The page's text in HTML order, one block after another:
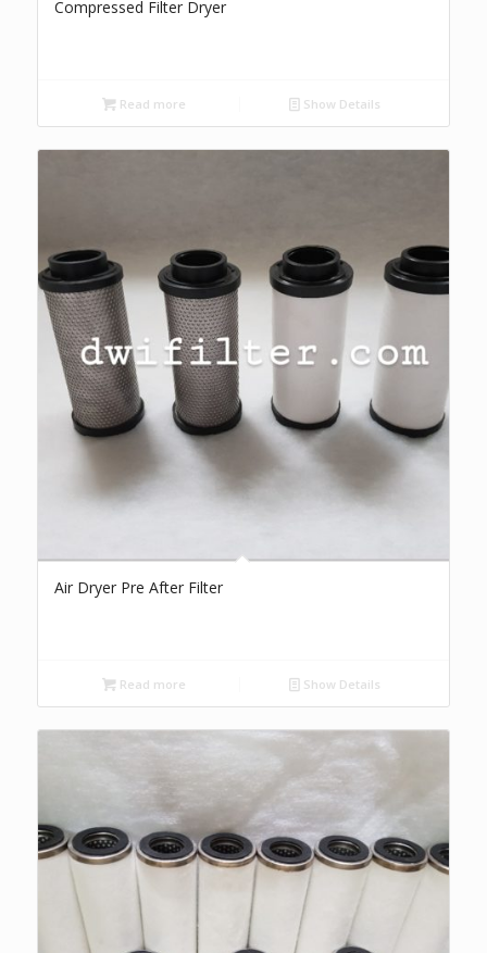
Compressed Filter Dryer
Read more Show Details
Air Dryer Pre After Filter
Read more Show Details